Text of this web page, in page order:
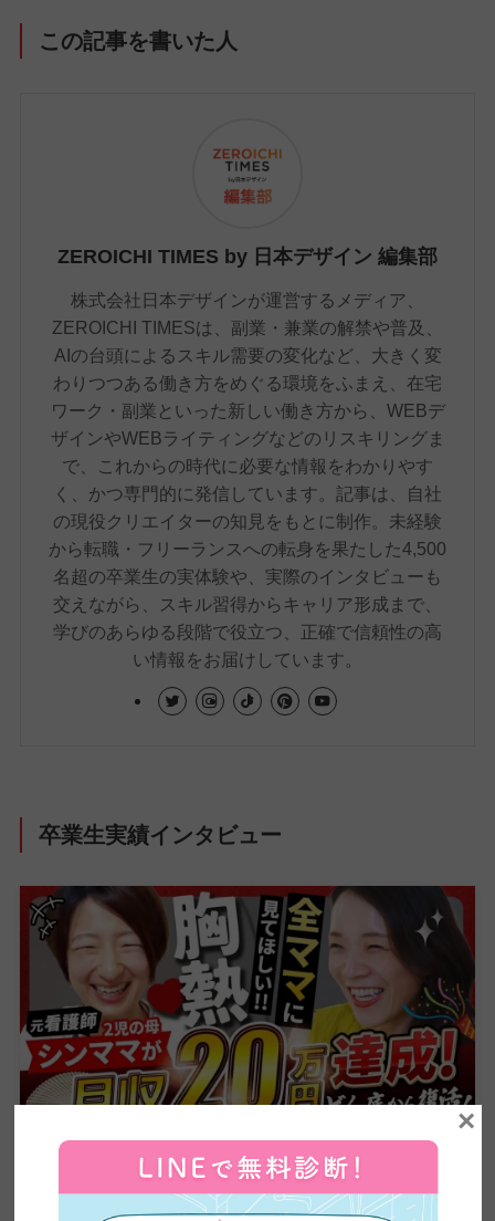
この記事を書いた人
ZEROICHI TIMES by 日本デザイン 編集部
株式会社日本デザインが運営するメディア、
ZEROICHI TIMESは、副業・兼業の解禁や普及、
AIの台頭によるスキル需要の変化など、大きく変
わりつつある働き方をめぐる環境をふまえ、在宅
ワーク・副業といった新しい働き方から、WEBデ
ザインやWEBライティングなどのリスキリングま
で、これからの時代に必要な情報をわかりやす
く、かつ専門的に発信しています。記事は、自社
の現役クリエイターの知見をもとに制作。未経験
から転職・フリーランスへの転身を果たした4,500
名超の卒業生の実体験や、実際のインタビューも
交えながら、スキル習得からキャリア形成まで、
学びのあらゆる段階で役立つ、正確で信頼性の高
い情報をお届けしています。
卒業生実績インタビュー
【全ママ必見】2児のシンママが脱サラしてWEBデザ
イナーに大転身した方法公開！
×